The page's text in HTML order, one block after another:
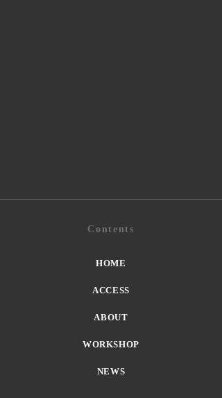
Contents
HOME
ACCESS
ABOUT
WORKSHOP
NEWS